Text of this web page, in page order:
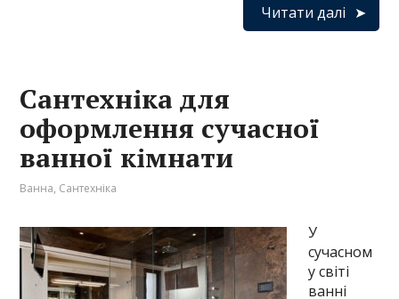
Читати далі
Сантехніка для
оформлення сучасної
ванної кімнати
Ванна, Сантехніка
У
сучасном
у світі
ванні